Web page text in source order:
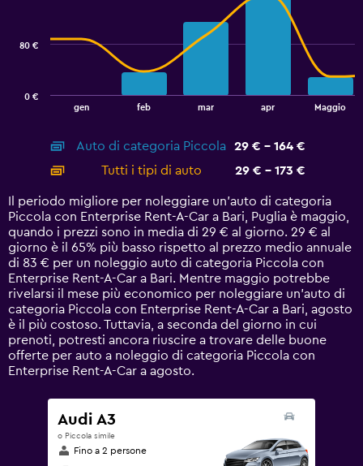
displaying
categories.
14
categories.
The
chart
has
1
Y
axis
displaying
values.
Range:
0
to
gen feb mar apr Maggio
0 €
80 €
Auto di categoria Piccola
29 € - 164 €
Tutti i tipi di auto
29 € - 173 €
Il periodo migliore per noleggiare un'auto di categoria
Piccola con Enterprise Rent-A-Car a Bari, Puglia è maggio,
quando i prezzi sono in media di 29 € al giorno. 29 € al
giorno è il 65% più basso rispetto al prezzo medio annuale
di 83 € per un noleggio auto di categoria Piccola con
Enterprise Rent-A-Car a Bari. Mentre maggio potrebbe
rivelarsi il mese più economico per noleggiare un'auto di
categoria Piccola con Enterprise Rent-A-Car a Bari, agosto
è il più costoso. Tuttavia, a seconda del giorno in cui
prenoti, potresti ancora riuscire a trovare delle buone
offerte per auto a noleggio di categoria Piccola con
Enterprise Rent-A-Car a agosto.
Audi A3
o Piccola simile
Fino a 2 persone